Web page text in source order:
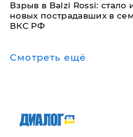
Взрыв в Balzi Rossi: стало
новых пострадавших в
ВКС РФ
Смотреть ещё